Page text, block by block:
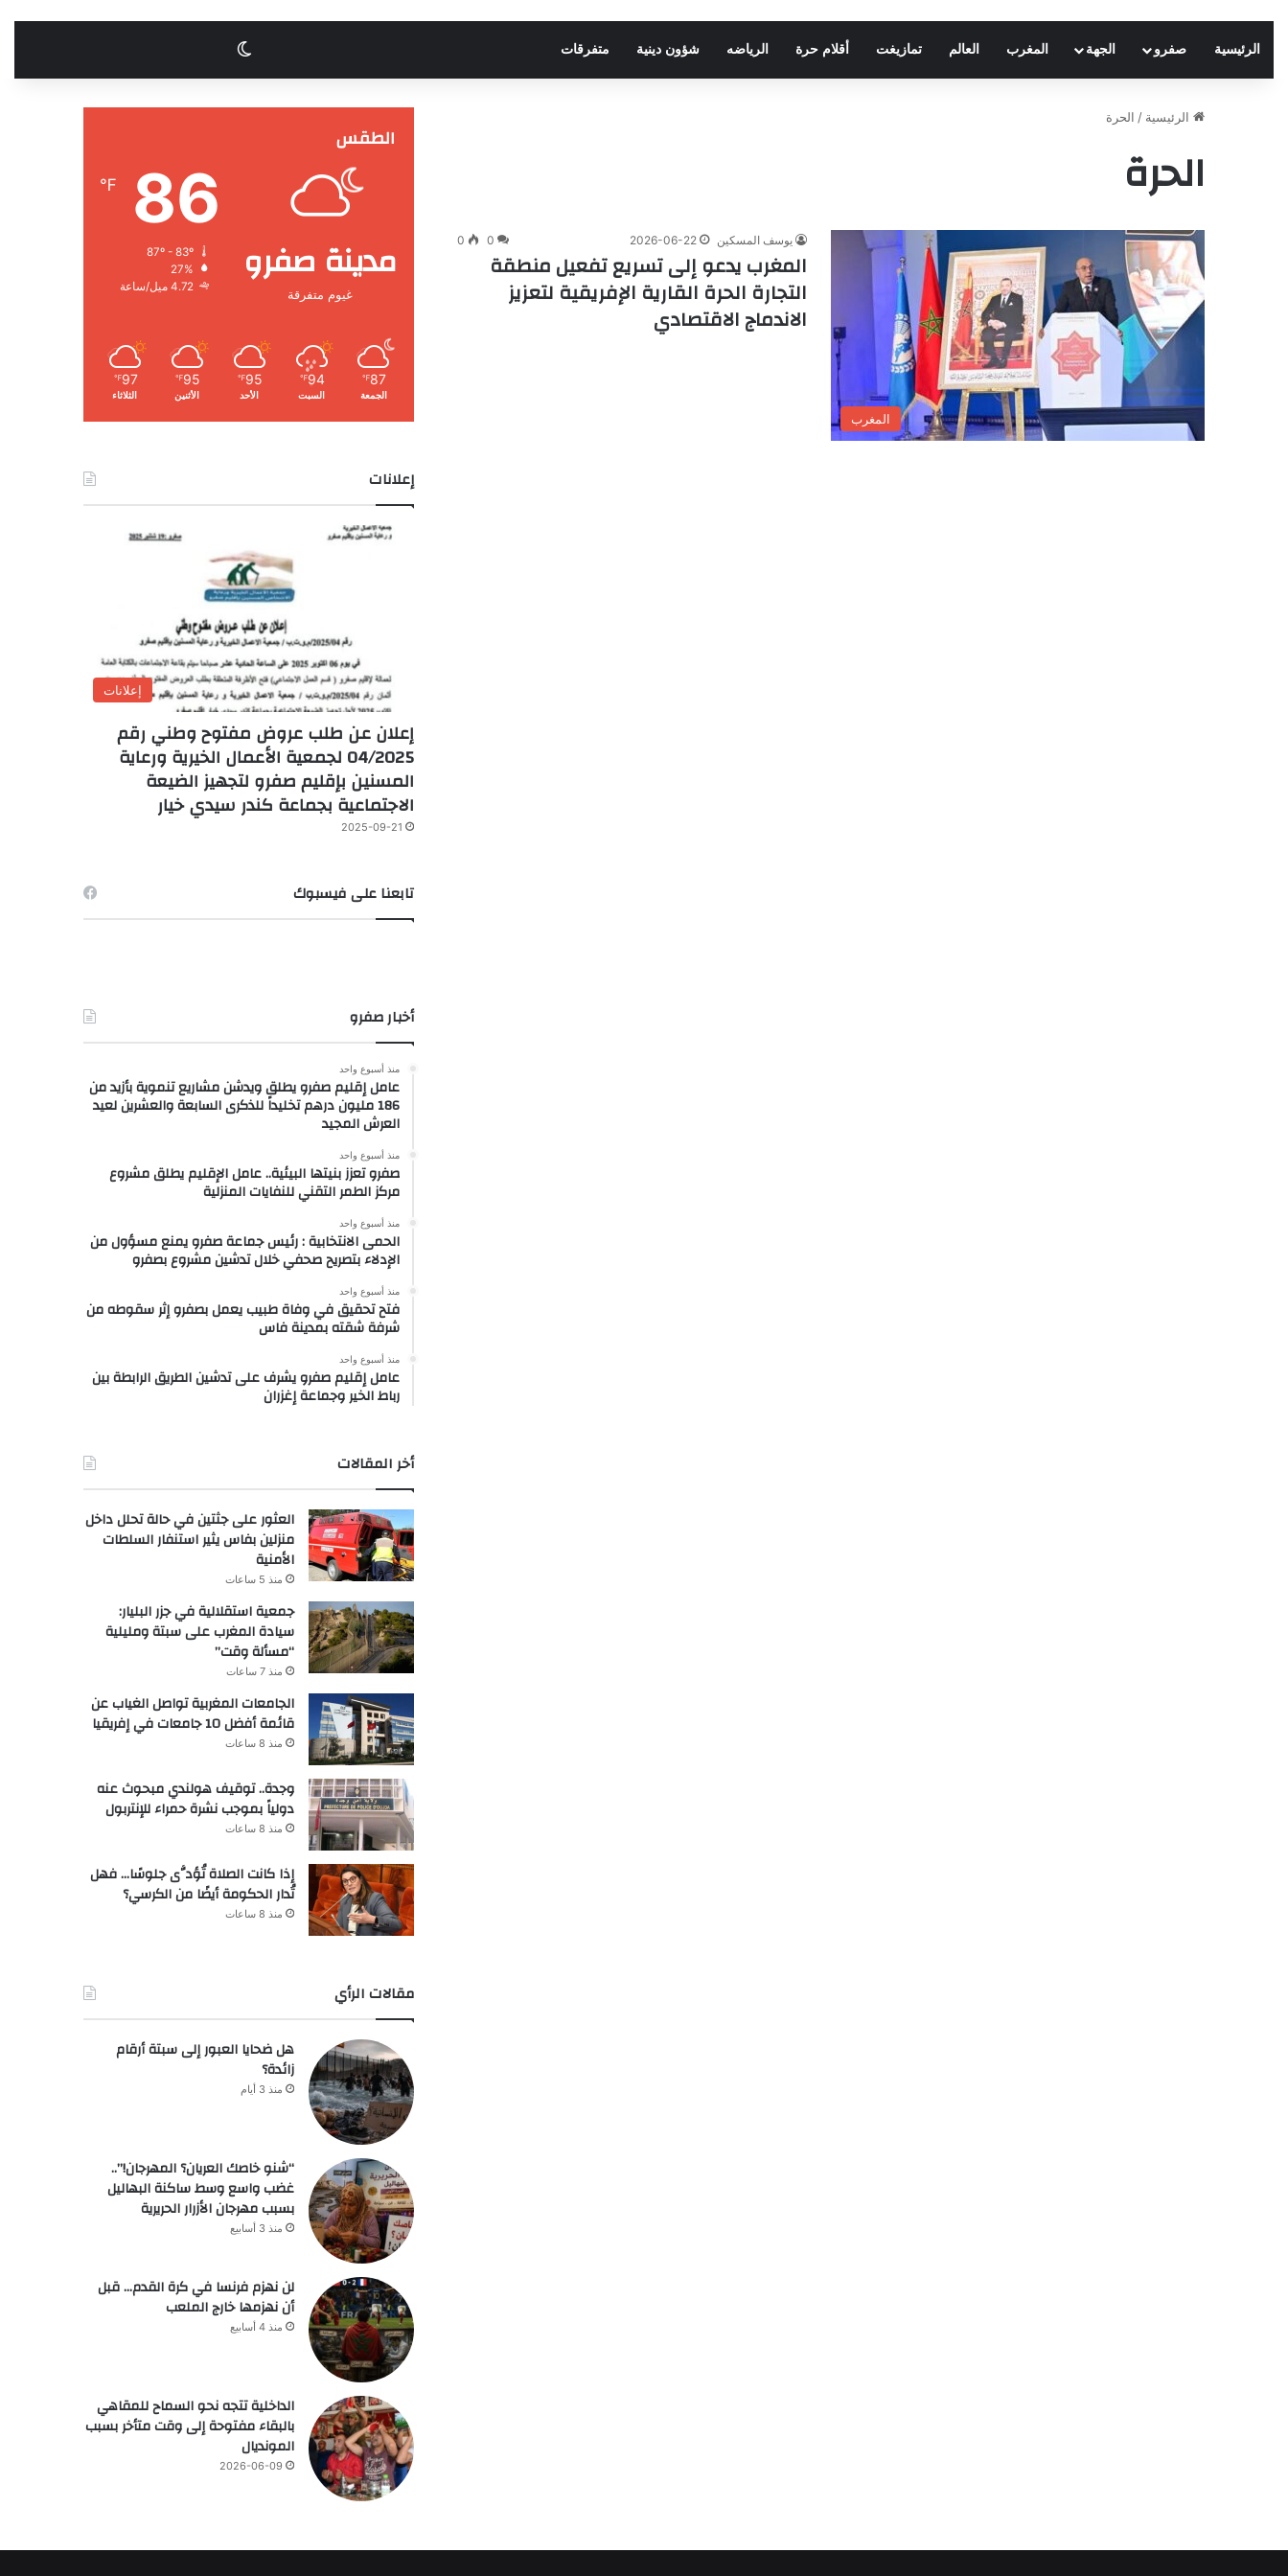
الرئيسية صفرو الجهة المغرب العالم تمازيغت أقلام حرة الرياضه شؤون دينية متفرقات الوضع المظلم
الرئيسية / الحرة
الحرة
المغرب
يوسف المسكين 2026-06-22
0
0
المغرب يدعو إلى تسريع تفعيل منطقة
التجارة الحرة القارية الإفريقية لتعزيز
الاندماج الاقتصادي
الطقس
مدينة صفرو
غيوم متفرقة
86
℉
27%
4.72 ميل/ساعة
87
℉
الجمعة
94
℉
السبت
95
℉
الأحد
95
℉
الأثنين
97
℉
الثلاثاء
إعلانات
إعلانات
إعلان عن طلب عروض مفتوح وطني رقم
04/2025 لجمعية الأعمال الخيرية ورعاية
المسنين بإقليم صفرو لتجهيز الضيعة
الاجتماعية بجماعة كندر سيدي خيار
2025-09-21
تابعنا على فيسبوك
أخبار صفرو
منذ أسبوع واحد
عامل إقليم صفرو يطلق ويدشن مشاريع تنموية بأزيد من
186 مليون درهم تخليداً للذكرى السابعة والعشرين لعيد
العرش المجيد
منذ أسبوع واحد
صفرو تعزز بنيتها البيئية.. عامل الإقليم يطلق مشروع
مركز الطمر التقني للنفايات المنزلية
منذ أسبوع واحد
الحمى الانتخابية : رئيس جماعة صفرو يمنع مسؤول من
الإدلاء بتصريح صحفي خلال تدشين مشروع بصفرو
منذ أسبوع واحد
فتح تحقيق في وفاة طبيب يعمل بصفرو إثر سقوطه من
شرفة شقته بمدينة فاس
منذ أسبوع واحد
عامل إقليم صفرو يشرف على تدشين الطريق الرابطة بين
رباط الخير وجماعة إغزران
أخر المقالات
العثور على جثتين في حالة تحلل داخل
منزلين بفاس يثير استنفار السلطات
الأمنية
منذ 5 ساعات
جمعية استقلالية في جزر البليار:
سيادة المغرب على سبتة ومليلية
“مسألة وقت”
منذ 7 ساعات
الجامعات المغربية تواصل الغياب عن
قائمة أفضل 10 جامعات في إفريقيا
منذ 8 ساعات
وجدة.. توقيف هولندي مبحوث عنه
دولياً بموجب نشرة حمراء للإنتربول
منذ 8 ساعات
إذا كانت الصلاة تُؤدَّى جلوسًا… فهل
تُدار الحكومة أيضًا من الكرسي؟
منذ 8 ساعات
مقالات الرأي
هل ضحايا العبور إلى سبتة أرقام
زائدة؟
منذ 3 أيام
“شنو خاصك العريان؟ المهرجان!”..
غضب واسع وسط ساكنة البهاليل
بسبب مهرجان الأزرار الحريرية
منذ 3 أسابيع
لن نهزم فرنسا في كرة القدم… قبل
أن نهزمها خارج الملعب
منذ 4 أسابيع
الداخلية تتجه نحو السماح للمقاهي
بالبقاء مفتوحة إلى وقت متأخر بسبب
المونديال
2026-06-09